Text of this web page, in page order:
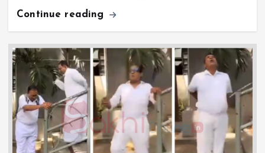
Continue reading